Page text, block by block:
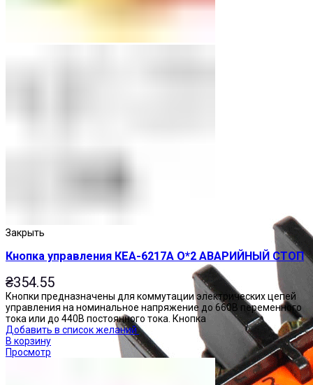
Закрыть
Кнопка управления КЕА-6217А О*2 АВАРИЙНЫЙ СТОП
₴354.55
Кнопки предназначены для коммутации электрических цепей
управления на номинальное напряжение до 660В переменного
тока или до 440В постоянного тока. Кнопка
Добавить в список желаний
В корзину
Просмотр